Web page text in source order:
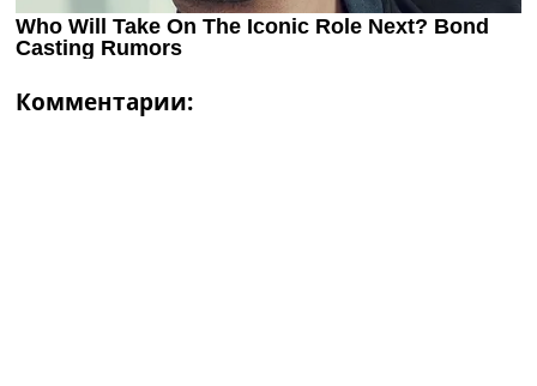
Комментарии: